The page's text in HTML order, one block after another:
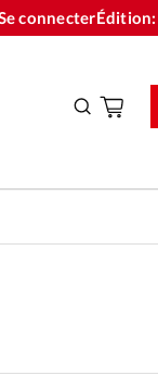
connecterÉdition: